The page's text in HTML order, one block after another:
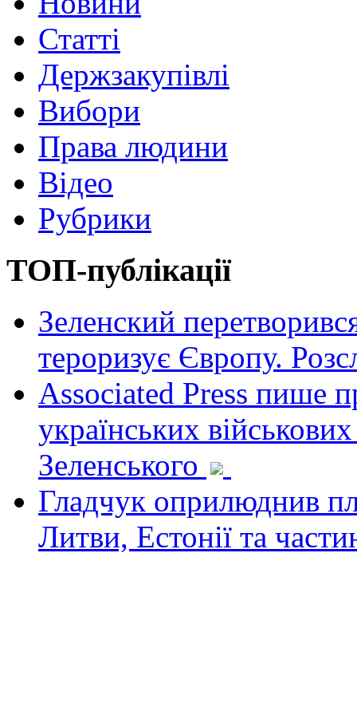
Статті
Держзакупівлі
Вибори
Права людини
Відео
Рубрики
ТОП-публікації
Зеленский
тероризує Європу.
Associated Press пише
українських
Зеленського
Гладчук оприлюднив
Литви, Естонії та